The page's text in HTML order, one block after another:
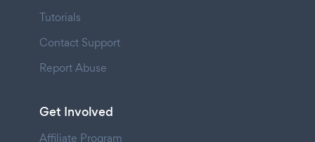
Tutorials
Contact Support
Report Abuse
Get Involved
Affiliate Program